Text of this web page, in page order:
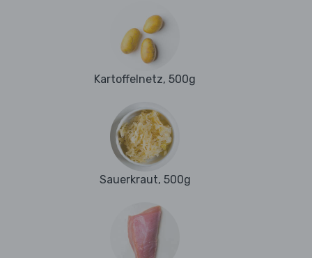
Kartoffelnetz, 500g
Sauerkraut, 500g